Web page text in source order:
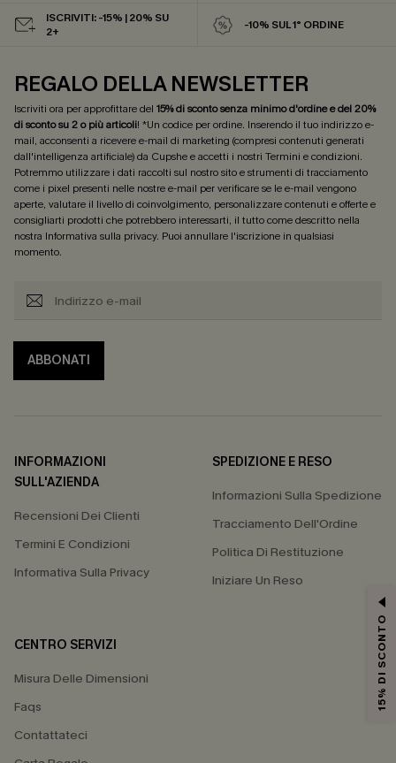
ISCRIVITI: -15% | 20% SU
2+
-10% SUL 1° ORDINE
REGALO DELLA NEWSLETTER
Iscriviti ora per approfittare del 15% di sconto senza minimo d'ordine e del 20%
di sconto su 2 o più articoli! *Un codice per ordine. Inserendo il tuo indirizzo e-
mail, acconsenti a ricevere e-mail di marketing (compresi contenuti generati
dall'intelligenza artificiale) da Cupshe e accetti i nostri Termini e condizioni.
Potremmo utilizzare i dati raccolti sul nostro sito e strumenti di tracciamento
come i pixel presenti nelle nostre e-mail per verificare se le e-mail vengono
aperte, valutare il livello di coinvolgimento, personalizzare contenuti e offerte e
consigliarti prodotti che potrebbero interessarti, il tutto come descritto nella
nostra Informativa sulla privacy. Puoi annullare l'iscrizione in qualsiasi
momento.
ABBONATI
INFORMAZIONI
SULL'AZIENDA
Recensioni Dei Clienti
Termini E Condizioni
Informativa Sulla Privacy
SPEDIZIONE E RESO
Informazioni Sulla Spedizione
Tracciamento Dell'Ordine
Politica Di Restituzione
Iniziare Un Reso
CENTRO SERVIZI
Misura Delle Dimensioni
Faqs
Contattateci
15% DI SCONTO